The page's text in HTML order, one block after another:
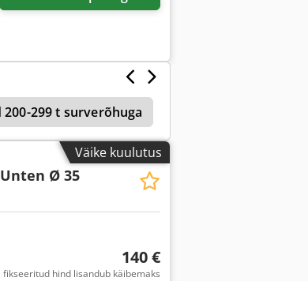
299 t surverõhuga
Väike kuulutus
Ø 35
140 €
fikseeritud hind lisandub käibemaks